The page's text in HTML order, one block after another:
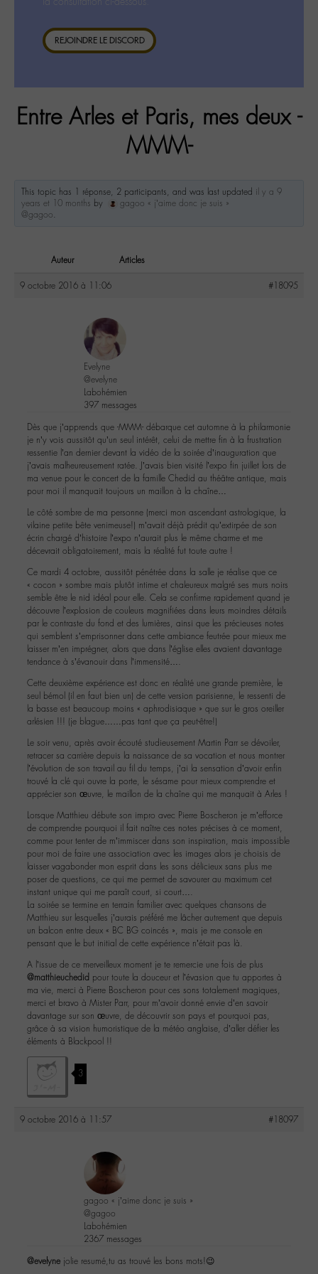
REJOINDRE LE DISCORD
Entre Arles et Paris, mes deux -
MMM-
This topic has 1 réponse, 2 participants, and was last updated il y a 9
years et 10 months by
gagoo « j’aime donc je suis »
@gagoo.
Auteur Articles
9 octobre 2016 à 11:06 #18095
Evelyne
@evelyne
Labohémien
397 messages
Dès que j’apprends que -MMM- débarque cet automne à la philarmonie
je n’y vois aussitôt qu’un seul intérêt, celui de mettre fin à la frustration
ressentie l’an dernier devant la vidéo de la soirée d’inauguration que
j’avais malheureusement ratée. J’avais bien visité l’expo fin juillet lors de
ma venue pour le concert de la famille Chedid au théâtre antique, mais
pour moi il manquait toujours un maillon à la chaîne…
Le côté sombre de ma personne (merci mon ascendant astrologique, la
vilaine petite bête venimeuse!) m’avait déjà prédit qu’extirpée de son
écrin chargé d’histoire l’expo n’aurait plus le même charme et me
décevrait obligatoirement, mais la réalité fut toute autre !
Ce mardi 4 octobre, aussitôt pénétrée dans la salle je réalise que ce
« cocon » sombre mais plutôt intime et chaleureux malgré ses murs noirs
semble être le nid idéal pour elle. Cela se confirme rapidement quand je
découvre l’explosion de couleurs magnifiées dans leurs moindres détails
par le contraste du fond et des lumières, ainsi que les précieuses notes
qui semblent s’emprisonner dans cette ambiance feutrée pour mieux me
laisser m’en imprégner, alors que dans l’église elles avaient davantage
tendance à s’évanouir dans l’immensité….
Cette deuxième expérience est donc en réalité une grande première, le
seul bémol (il en faut bien un) de cette version parisienne, le ressenti de
la basse est beaucoup moins « aphrodisiaque » que sur le gros oreiller
arlésien !!! (je blague……pas tant que ça peut-être!)
Le soir venu, après avoir écouté studieusement Martin Parr se dévoiler,
retracer sa carrière depuis la naissance de sa vocation et nous montrer
l’évolution de son travail au fil du temps, j’ai la sensation d’avoir enfin
trouvé la clé qui ouvre la porte, le sésame pour mieux comprendre et
apprécier son œuvre, le maillon de la chaîne qui me manquait à Arles !
Lorsque Matthieu débute son impro avec Pierre Boscheron je m’efforce
de comprendre pourquoi il fait naître ces notes précises à ce moment,
comme pour tenter de m’immiscer dans son inspiration, mais impossible
pour moi de faire une association avec les images alors je choisis de
laisser vagabonder mon esprit dans les sons délicieux sans plus me
poser de questions, ce qui me permet de savourer au maximum cet
instant unique qui me paraît court, si court….
La soirée se termine en terrain familier avec quelques chansons de
Matthieu sur lesquelles j’aurais préféré me lâcher autrement que depuis
un balcon entre deux « BC BG coincés », mais je me console en
pensant que le but initial de cette expérience n’était pas là.
A l’issue de ce merveilleux moment je te remercie une fois de plus
@matthieuchedid pour toute la douceur et l’évasion que tu apportes à
ma vie, merci à Pierre Boscheron pour ces sons totalement magiques,
merci et bravo à Mister Parr, pour m’avoir donné envie d’en savoir
davantage sur son œuvre, de découvrir son pays et pourquoi pas,
grâce à sa vision humoristique de la météo anglaise, d’aller défier les
éléments à Blackpool !!
3
9 octobre 2016 à 11:57 #18097
gagoo « j’aime donc je suis »
@gagoo
Labohémien
2367 messages
@evelyne jolie resumé,tu as trouvé les bons mots!😉